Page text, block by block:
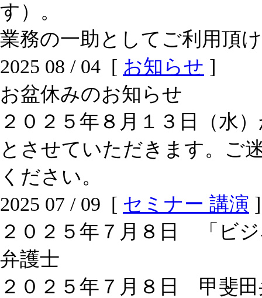
す）。
業務の一助としてご利用頂
2025 08 / 04 [ お知らせ ]
お盆休みのお知らせ
２０２５年８月１３日（水
とさせていただきます。ご
ください。
2025 07 / 09 [ セミナー 講演 ]
２０２５年７月８日 「ビ
弁護士
２０２５年７月８日 甲斐